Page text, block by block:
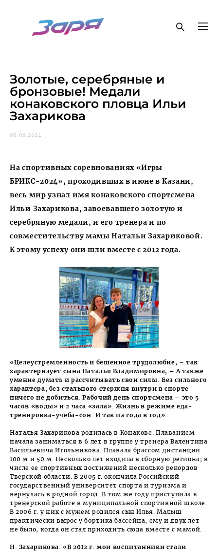
06.08.2024
Золотые, серебряные и
бронзовые! Медали
конаковского пловца Ильи
Захарикова
На спортивных соревнованиях «Игры
БРИКС-2024», проходивших в июне в Казани,
весь мир узнал имя конаковского спортсмена
Ильи Захарикова, завоевавшего золотую и
серебряную медали, и его тренера и по
совместительству мамы Натальи Захариковой.
К этому успеху они шли вместе с 2012 года.
«Целеустремленность и бешенное трудолюбие, – так
характеризует сына Наталья Владимировна, – А также
умение думать и рассчитывать свои силы. Без сильного
характера, без стального стержня внутри в спорте
ничего не добиться. Рабочий день спортсмена – это 5
часов «воды» и 2 часа «зала». Жизнь в режиме еда-
тренировка-учеба-сон. И так из года в год».
Наталья Захарикова родилась в Конакове. Плаванием
начала заниматься в 6 лет в группе у тренера Валентина
Васильевича Игольникова. Плавала брассом дистанции
100 м и 50 м. Несколько лет входила в сборную региона; в
числе ее спортивных достижений несколько рекордов
Тверской области. В 2005 г. окончила Российский
государственный университет спорта и туризма и
вернулась в родной город. В том же году приступила к
тренерской работе в муниципальной спортивной школе.
В 2006 г. у них с мужем родился сын Илья. Малыш
практически вырос у бортика бассейна, ему и двух лет
не было, когда он стал приходить сюда вместе с мамой.
Н. Захарикова: «В 2012 г. мои воспитанники стали